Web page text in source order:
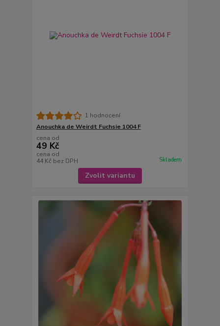
1 hodnocení
Anouchka de Weirdt Fuchsie 1004 F
cena od
49 Kč
cena od
44 Kč bez DPH Skladem
Zvolit variantu